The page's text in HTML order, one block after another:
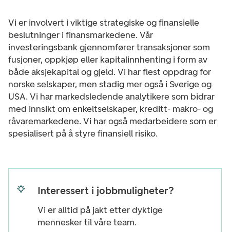
Vi er involvert i viktige strategiske og finansielle
beslutninger i finansmarkedene. Vår
investeringsbank gjennomfører transaksjoner som
fusjoner, oppkjøp eller kapitalinnhenting i form av
både aksjekapital og gjeld. Vi har flest oppdrag for
norske selskaper, men stadig mer også i Sverige og
USA. Vi har markedsledende analytikere som bidrar
med innsikt om enkeltselskaper, kreditt- makro- og
råvaremarkedene. Vi har også medarbeidere som er
spesialisert på å styre finansiell risiko.
Interessert i jobbmuligheter?
Vi er alltid på jakt etter dyktige
mennesker til våre team.